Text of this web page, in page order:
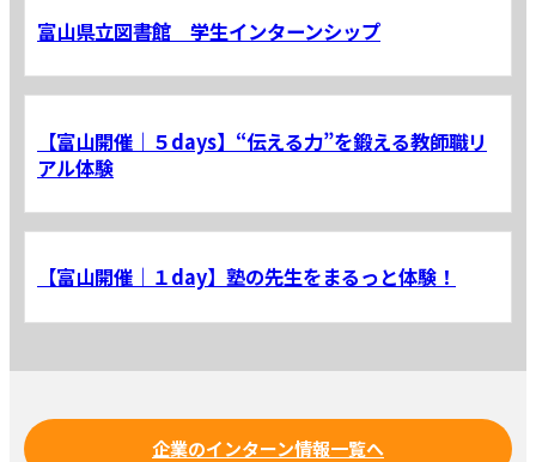
富山県立図書館 学生インターンシップ
【富山開催｜５days】“伝える力”を鍛える教師職リ
アル体験
【富山開催｜１day】塾の先生をまるっと体験！
企業のインターン情報一覧へ